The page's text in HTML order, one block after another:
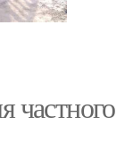
частного